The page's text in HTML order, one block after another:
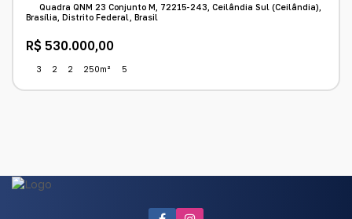
R$ 530.000,00
Quadra QNM 23 Conjunto M, 72215-243, Ceilândia Sul (Ceilândia),
Brasília, Distrito Federal, Brasil
3 2 2 250m² 5